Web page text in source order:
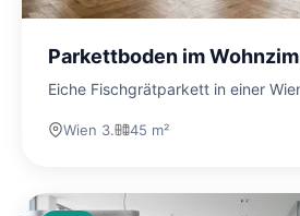
Parkettboden im
Eiche Fischgrätparkett in einer
Wien 3. 45 m²